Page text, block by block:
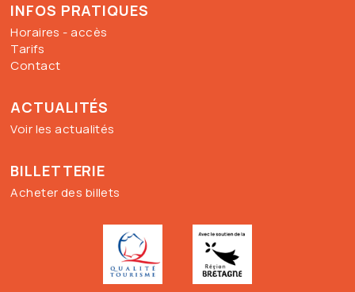
INFOS PRATIQUES
Horaires - accès
Tarifs
Contact
ACTUALITÉS
Voir les actualités
BILLETTERIE
Acheter des billets